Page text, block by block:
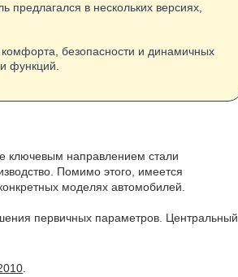
в нескольких версиях,
безопасности и динамичных
функций.
ключевым направлением стали
Помимо этого, имеется
моделях автомобилей.
первичных параметров. Центральный